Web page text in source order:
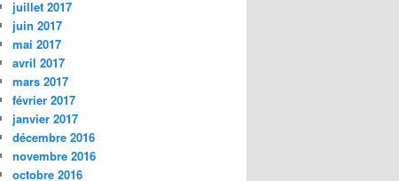
juillet 2017
juin 2017
mai 2017
avril 2017
mars 2017
février 2017
janvier 2017
décembre 2016
novembre 2016
octobre 2016